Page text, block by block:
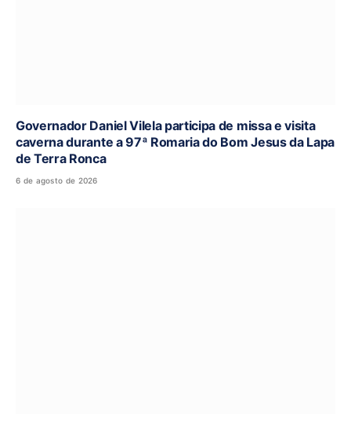
Governador Daniel Vilela participa de missa e visita
caverna durante a 97ª Romaria do Bom Jesus da Lapa
de Terra Ronca
6 de agosto de 2026